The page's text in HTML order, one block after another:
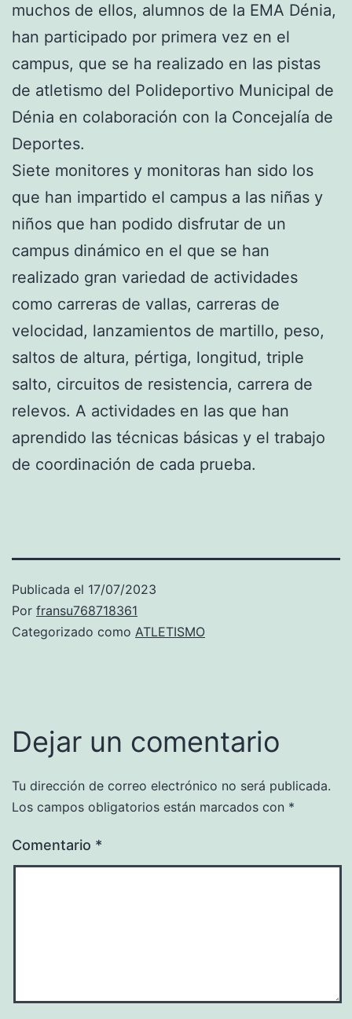
muchos de ellos, alumnos de la EMA Dénia,
han participado por primera vez en el
campus, que se ha realizado en las pistas
de atletismo del Polideportivo Municipal de
Dénia en colaboración con la Concejalía de
Deportes.
Siete monitores y monitoras han sido los
que han impartido el campus a las niñas y
niños que han podido disfrutar de un
campus dinámico en el que se han
realizado gran variedad de actividades
como carreras de vallas, carreras de
velocidad, lanzamientos de martillo, peso,
saltos de altura, pértiga, longitud, triple
salto, circuitos de resistencia, carrera de
relevos. A actividades en las que han
aprendido las técnicas básicas y el trabajo
de coordinación de cada prueba.
Publicada el 17/07/2023
Por fransu768718361
Categorizado como ATLETISMO
Dejar un comentario
Tu dirección de correo electrónico no será publicada.
Los campos obligatorios están marcados con *
Comentario *